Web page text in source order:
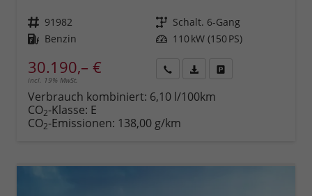
Fahrzeugnr. 91982 Getriebe Schalt. 6-Gang
Kraftstoff Benzin Leistung 110 kW (150 PS)
30.190,– €
incl. 19% MwSt.
anfordern
Datei,
Verbrauch kombiniert: 6,10 l/100km
CO2-Klasse: E
CO2-Emissionen: 138,00 g/km